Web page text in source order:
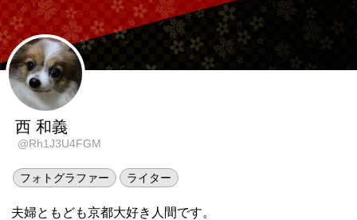
西 和義
@Rh1J3U4FGM
フォトグラファー ライター
夫婦ともども京都大好き人間です。